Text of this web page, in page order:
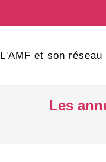
L'AMF et son réseau
Les